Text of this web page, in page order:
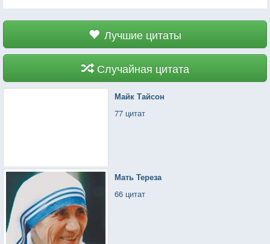
Лучшие цитаты
Случайная цитата
Майк Тайсон
77 цитат
Мать Тереза
66 цитат